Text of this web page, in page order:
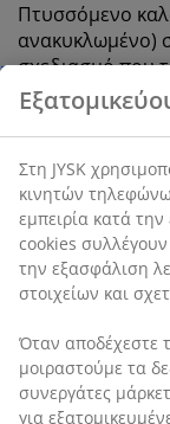
Πτυσσόμενο
ανακυκλωμένο)
σχεδιασμό που
αποθηκεύετε τα
μέχρι αξεσουάρ
καλάθι είναι
λύση που θα σας
cm
SKU: 4912044